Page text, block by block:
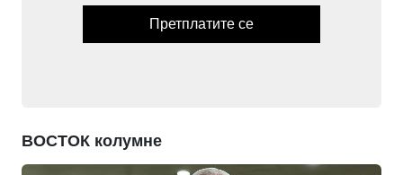
Претплатите се
ВОСТОК колумне